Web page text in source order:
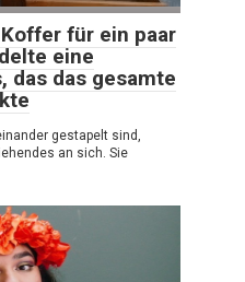
für ein paar
eine
das das gesamte
gestapelt sind,
an sich. Sie